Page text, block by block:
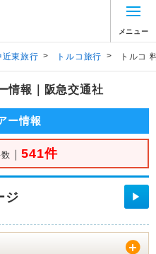
メニュー
近東旅行 > トルコ旅行 > トルコ
情報｜阪急交通社
ー情報
｜541件
ジ ▶